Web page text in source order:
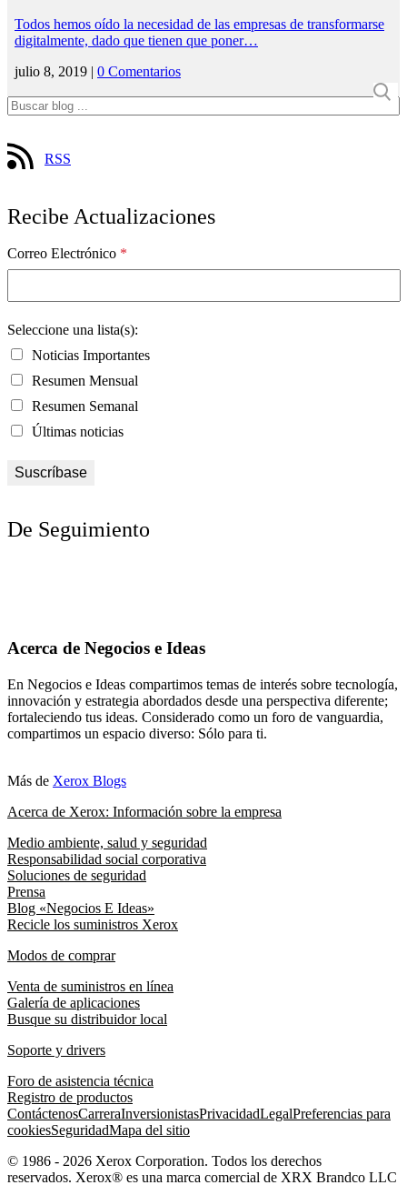
Todos hemos oído la necesidad de las empresas de transformarse
digitalmente, dado que tienen que poner…
julio 8, 2019 | 0 Comentarios
RSS
Recibe Actualizaciones
Correo Electrónico *
Seleccione una lista(s):
Noticias Importantes
Resumen Mensual
Resumen Semanal
Últimas noticias
De Seguimiento
Acerca de Negocios e Ideas
En Negocios e Ideas compartimos temas de interés sobre tecnología,
innovación y estrategia abordados desde una perspectiva diferente;
fortaleciendo tus ideas. Considerado como un foro de vanguardia,
compartimos un espacio diverso: Sólo para ti.
Más de Xerox Blogs
Acerca de Xerox: Información sobre la empresa
Medio ambiente, salud y seguridad
Responsabilidad social corporativa
Soluciones de seguridad
Prensa
Blog «Negocios E Ideas»
Recicle los suministros Xerox
Modos de comprar
Venta de suministros en línea
Galería de aplicaciones
Busque su distribuidor local
Soporte y drivers
Foro de asistencia técnica
Registro de productos
ContáctenosCarreraInversionistasPrivacidadLegalPreferencias para
cookiesSeguridadMapa del sitio
© 1986 - 2026 Xerox Corporation. Todos los derechos
reservados. Xerox® es una marca comercial de XRX Brandco LLC